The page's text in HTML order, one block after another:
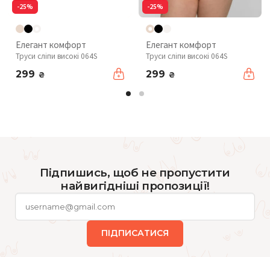
-25%
Елегант комфорт
Труси сліпи високі 064S
299 ₴
-25%
Елегант комфорт
Труси сліпи високі 064S
299 ₴
Підпишись, щоб не пропустити
найвигідніші пропозиції!
ПІДПИСАТИСЯ